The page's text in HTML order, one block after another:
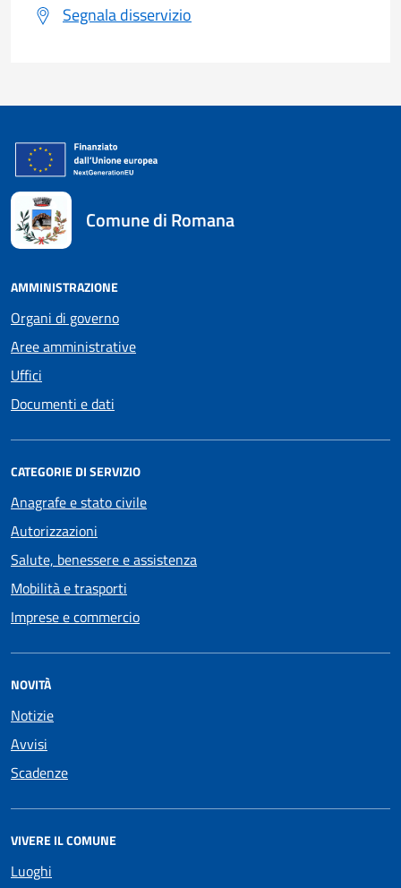
Segnala disservizio
Comune di Romana
AMMINISTRAZIONE
Organi di governo
Aree amministrative
Uffici
Documenti e dati
CATEGORIE DI SERVIZIO
Anagrafe e stato civile
Autorizzazioni
Salute, benessere e assistenza
Mobilità e trasporti
Imprese e commercio
NOVITÀ
Notizie
Avvisi
Scadenze
VIVERE IL COMUNE
Luoghi